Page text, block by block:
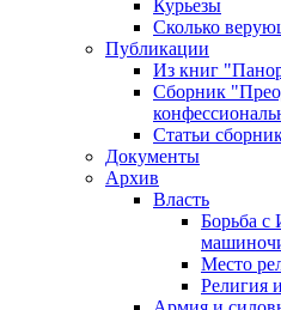
Курьезы
Сколько
Публикации
Из книг
Сборник
Статьи
Документы
Архив
Власть
Борьба
Место
Религия